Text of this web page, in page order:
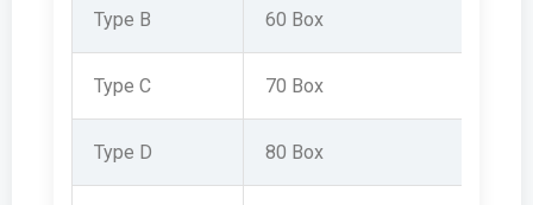
Type B 60 Box
Type C 70 Box
Type D 80 Box